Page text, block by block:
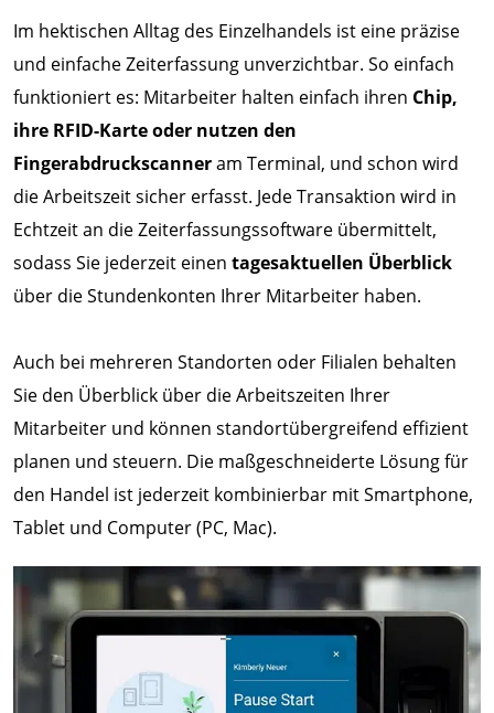
Im hektischen Alltag des Einzelhandels ist eine präzise
und einfache Zeiterfassung unverzichtbar. So einfach
funktioniert es: Mitarbeiter halten einfach ihren Chip,
ihre RFID-Karte oder nutzen den
Fingerabdruckscanneram Terminal, und schon wird
die Arbeitszeit sicher erfasst. Jede Transaktion wird in
Echtzeit an die Zeiterfassungssoftware übermittelt,
sodass Sie jederzeit einen tagesaktuellen Überblick
über die Stundenkonten Ihrer Mitarbeiter haben.
Auch bei mehreren Standorten oder Filialen behalten
Sie den Überblick über die Arbeitszeiten Ihrer
Mitarbeiter und können standortübergreifend effizient
planen und steuern. Die maßgeschneiderte Lösung für
den Handel ist jederzeit kombinierbar mit Smartphone,
Tablet und Computer (PC, Mac).